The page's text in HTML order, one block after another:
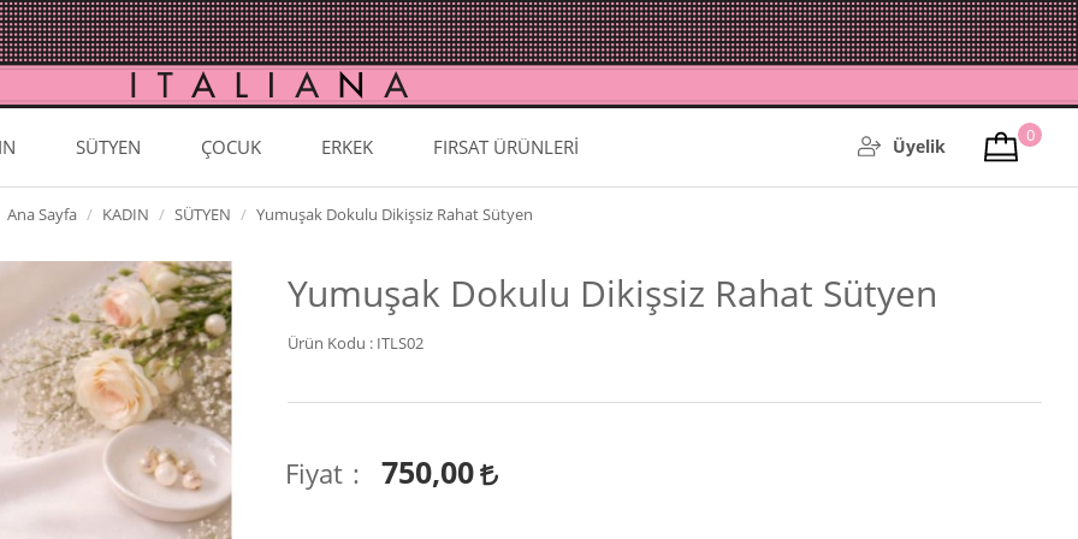
SÜTYEN ÇOCUK ERKEK FIRSAT ÜRÜNLERİ Üyelik 0
Ana Sayfa KADIN SÜTYEN Yumuşak Dokulu Dikişsiz Rahat Sütyen
Yumuşak Dokulu Dikişsiz Rahat Sütyen
Ürün Kodu : ITLS02
Fiyat 750,00